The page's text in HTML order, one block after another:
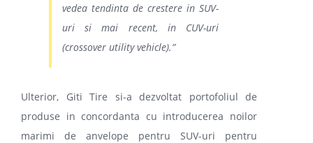
vedea tendinta de crestere in SUV-
uri si mai recent, in CUV-uri
(crossover utility vehicle).”
Ulterior, Giti Tire si-a dezvoltat portofoliul de
produse in concordanta cu introducerea noilor
marimi de anvelope pentru SUV-uri pentru